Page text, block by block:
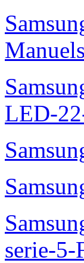
Manuels
LED-
serie-